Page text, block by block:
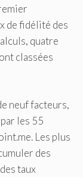
de fidélité des
quatre
classées
neuf facteurs,
les 55
Les plus
des
taux